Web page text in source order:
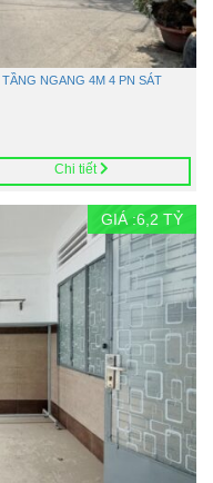
NGANG 4M 4 PN SÁT
Chi tiết
GIÁ :6,2 TỶ